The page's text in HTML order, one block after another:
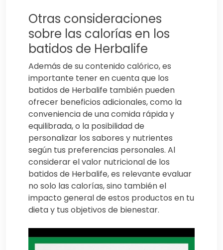
Otras consideraciones
sobre las calorías en los
batidos de Herbalife
Además de su contenido calórico, es
importante tener en cuenta que los
batidos de Herbalife también pueden
ofrecer beneficios adicionales, como la
conveniencia de una comida rápida y
equilibrada, o la posibilidad de
personalizar los sabores y nutrientes
según tus preferencias personales. Al
considerar el valor nutricional de los
batidos de Herbalife, es relevante evaluar
no solo las calorías, sino también el
impacto general de estos productos en tu
dieta y tus objetivos de bienestar.